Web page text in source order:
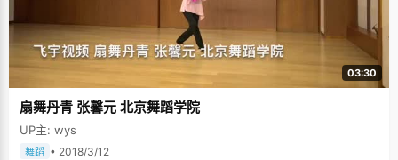
注目礼的时候，周蕾心里还是暗自窃喜了一下，"当名人的感觉还是不错
的。" 为了玩只好提高学习效率了 周蕾说自己学习上面最大的优点就是学习
效率高，"那是爸爸无意间的培养"。从周蕾幼儿园开始，周爸爸就特别注意
培养女儿的学习习惯，每天四点半放学之后必须立即回家，做作业。看到别
的小朋友在外边玩，周蕾特别羡慕，拼命的写作业，"就想赶紧写完，好出去
跟他们一起玩"。慢慢的，周蕾写作业的时候注意力特别集中，效率很高，从
率，长大了是为了看电视而高效率。周蕾有些不好意思的承认，"我特别喜欢
看电视，动画片，韩剧，为了多看点，我就很快的把作业写完，早早的跟爸
爸妈妈一起看电视"。周蕾很坦诚的说，自己不是特别喜欢看书，爱跟妈妈一
起看韩剧，猜测最后的结局，也有些小女生的多愁善感，常为了电视里的剧
03:30
扇舞丹青 张馨元 北京舞蹈学院
UP主: wys
舞蹈 • 2018/3/12